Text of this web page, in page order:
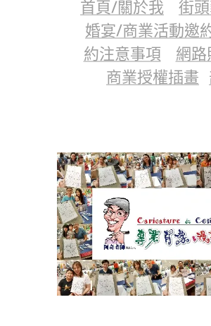
首頁/關於我
街
婚宴/商業活動邀
約注意事項
網路
商業授權插畫